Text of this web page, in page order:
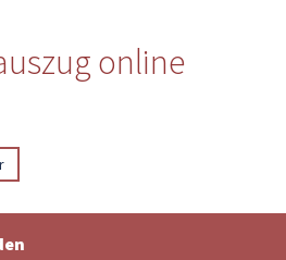
online